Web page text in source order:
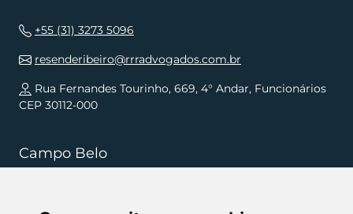
+55 (31) 3273 5096
resenderibeiro@rrradvogados.com.br
Rua Fernandes Tourinho, 669, 4° Andar, Funcionários
CEP 30112-000
Campo Belo